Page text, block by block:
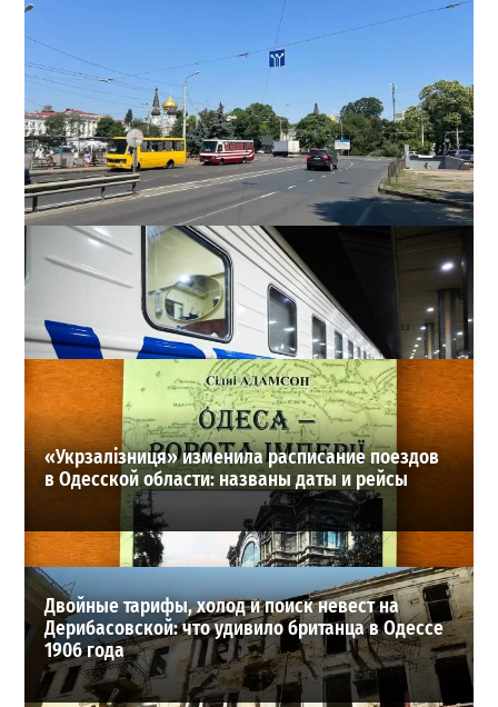
В Одессе на Среднефонтанской изменили схему
движения: что важно знать водителям
08-08-2026 в 09:29
ВИБОР РЕДАКЦИИ
«Укрзалізниця» изменила расписание поездов
в Одесской области: названы даты и рейсы
Двойные тарифы, холод и поиск невест на
Дерибасовской: что удивило британца в Одессе
1906 года